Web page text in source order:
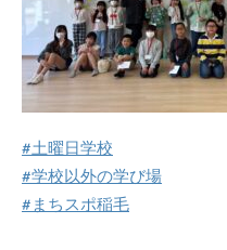
#土曜日学校
#学校以外の学び場
#まちスポ稲毛